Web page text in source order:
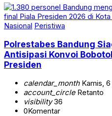
Nasional Peristiwa
Polrestabes Bandung
Antisipasi Konvoi
Presiden
calendar_monthKamis, 6
account_circleRetanto
visibility36
0Komentar